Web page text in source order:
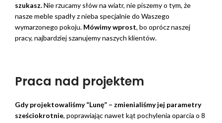
szukasz.Nie rzucamy słów na wiatr, nie piszemy o tym, że
nasze meble spadły z nieba specjalnie do Waszego
wymarzonego pokoju. Mówimy wprost, bo oprócz naszej
pracy, najbardziej szanujemy naszych klientów.
Praca nad projektem
Gdy projektowaliśmy “Lunę” – zmienialiśmy jej parametry
sześciokrotnie, poprawiając nawet kąt pochylenia oparcia o 8